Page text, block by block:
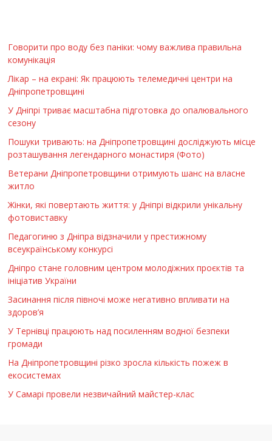
Говорити про воду без паніки: чому важлива правильна
комунікація
Лікар – на екрані: Як працюють телемедичні центри на
Дніпропетровщині
У Дніпрі триває масштабна підготовка до опалювального
сезону
Пошуки тривають: на Дніпропетровщині досліджують місце
розташування легендарного монастиря (Фото)
Ветерани Дніпропетровщини отримують шанс на власне
житло
Жінки, які повертають життя: у Дніпрі відкрили унікальну
фотовиставку
Педагогиню з Дніпра відзначили у престижному
всеукраїнському конкурсі
Дніпро стане головним центром молодіжних проєктів та
ініціатив України
Засинання після півночі може негативно впливати на
здоров’я
У Тернівці працюють над посиленням водної безпеки
громади
На Дніпропетровщині різко зросла кількість пожеж в
екосистемах
У Самарі провели незвичайний майстер-клас